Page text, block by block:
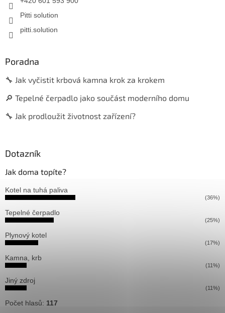
Pitti solution
pitti.solution
Poradna
🔧 Jak vyčistit krbová kamna krok za krokem
🔎 Tepelné čerpadlo jako součást moderního domu
🔧 Jak prodloužit životnost zařízení?
Dotazník
Jak doma topíte?
Kotel na tuhá paliva
(36%)
Tepelné čerpadlo
(25%)
Plynový kotel
(17%)
Kamna, krb
(11%)
Jiný zdroj
(11%)
Počet hlasů: 117